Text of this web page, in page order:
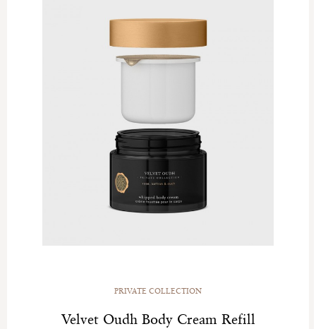
PRIVATE COLLECTION
Velvet Oudh Body Cream Refill